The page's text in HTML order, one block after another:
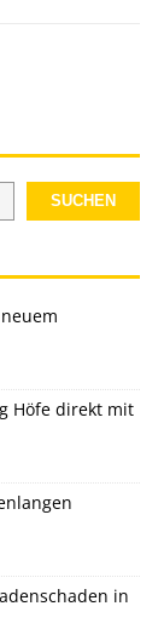
SUCHEN
Höfe direkt mit
in